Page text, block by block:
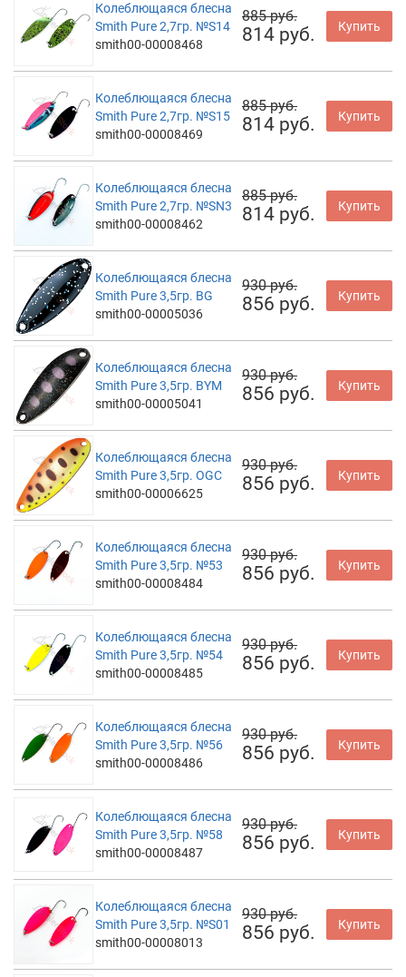
Колеблющаяся блесна
Smith Pure 2,7гр. №S14
smith00-00008468
885 руб.
814 руб. Купить
Колеблющаяся блесна
Smith Pure 2,7гр. №S15
smith00-00008469
885 руб.
814 руб. Купить
Колеблющаяся блесна
Smith Pure 2,7гр. №SN3
smith00-00008462
885 руб.
814 руб. Купить
Колеблющаяся блесна
Smith Pure 3,5гр. BG
smith00-00005036
930 руб.
856 руб. Купить
Колеблющаяся блесна
Smith Pure 3,5гр. BYM
smith00-00005041
930 руб.
856 руб. Купить
Колеблющаяся блесна
Smith Pure 3,5гр. OGC
smith00-00006625
930 руб.
856 руб. Купить
Колеблющаяся блесна
Smith Pure 3,5гр. №53
smith00-00008484
930 руб.
856 руб. Купить
Колеблющаяся блесна
Smith Pure 3,5гр. №54
smith00-00008485
930 руб.
856 руб. Купить
Колеблющаяся блесна
Smith Pure 3,5гр. №56
smith00-00008486
930 руб.
856 руб. Купить
Колеблющаяся блесна
Smith Pure 3,5гр. №58
smith00-00008487
930 руб.
856 руб. Купить
Колеблющаяся блесна
Smith Pure 3,5гр. №S01
smith00-00008013
930 руб.
856 руб. Купить